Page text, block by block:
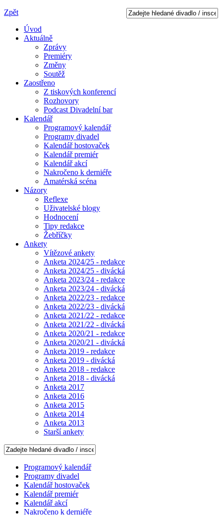
Zpět
Úvod
Aktuálně
Zprávy
Premiéry
Změny
Soutěž
Zaostřeno
Z tiskových konferencí
Rozhovory
Podcast Divadelní bar
Kalendář
Programový kalendář
Programy divadel
Kalendář hostovaček
Kalendář premiér
Kalendář akcí
Nakročeno k derniéře
Amatérská scéna
Názory
Reflexe
Uživatelské blogy
Hodnocení
Tipy redakce
Žebříčky
Ankety
Vítězové ankety
Anketa 2024/25 - redakce
Anketa 2024/25 - divácká
Anketa 2023/24 - redakce
Anketa 2023/24 - divácká
Anketa 2022/23 - redakce
Anketa 2022/23 - divácká
Anketa 2021/22 - redakce
Anketa 2021/22 - divácká
Anketa 2020/21 - redakce
Anketa 2020/21 - divácká
Anketa 2019 - redakce
Anketa 2019 - divácká
Anketa 2018 - redakce
Anketa 2018 - divácká
Anketa 2017
Anketa 2016
Anketa 2015
Anketa 2014
Anketa 2013
Starší ankety
Programový kalendář
Programy divadel
Kalendář hostovaček
Kalendář premiér
Kalendář akcí
Nakročeno k derniéře